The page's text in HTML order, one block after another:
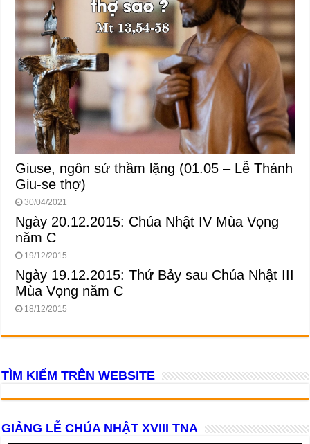
Giuse, ngôn sứ thầm lặng (01.05 – Lễ Thánh
Giu-se thợ)
30/04/2021
Ngày 20.12.2015: Chúa Nhật IV Mùa Vọng
năm C
19/12/2015
Ngày 19.12.2015: Thứ Bảy sau Chúa Nhật III
Mùa Vọng năm C
18/12/2015
TÌM KIẾM TRÊN WEBSITE
GIẢNG LỄ CHÚA NHẬT XVIII TNA